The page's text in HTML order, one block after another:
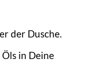
der Dusche.
in Deine